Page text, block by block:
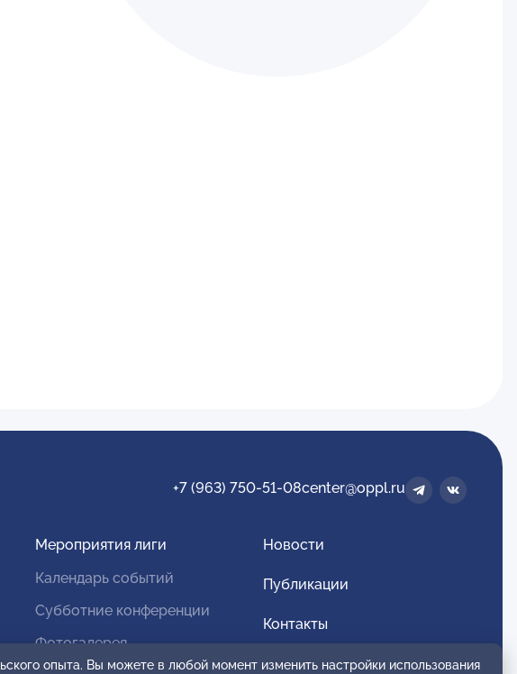
+7 (963) 750-51-08center@oppl.ru
Мероприятия лиги
Календарь событий
Субботние конференции
Фотогалерея
Новости
Публикации
Контакты
Для спонсоров и партнеров
опыта. Вы можете в любой момент изменить настройки использования